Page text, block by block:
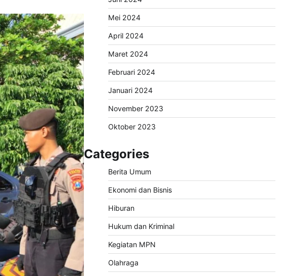
Mei 2024
April 2024
Maret 2024
Februari 2024
Januari 2024
November 2023
Oktober 2023
Categories
Berita Umum
Ekonomi dan Bisnis
Hiburan
Hukum dan Kriminal
Kegiatan MPN
Olahraga